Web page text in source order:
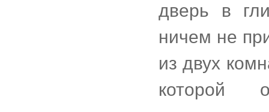
дверь в
ничем не
из двух
которой